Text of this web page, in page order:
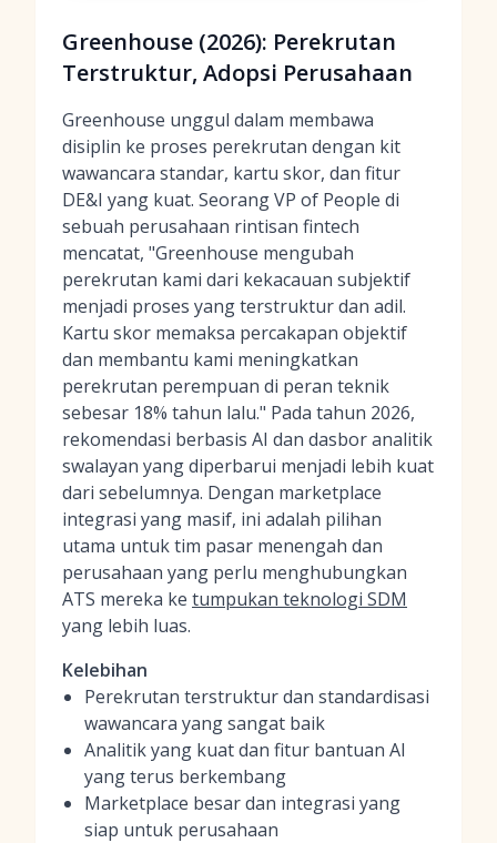
Greenhouse (2026): Perekrutan
Terstruktur, Adopsi Perusahaan
Greenhouse unggul dalam membawa
disiplin ke proses perekrutan dengan kit
wawancara standar, kartu skor, dan fitur
DE&I yang kuat. Seorang VP of People di
sebuah perusahaan rintisan fintech
mencatat, "Greenhouse mengubah
perekrutan kami dari kekacauan subjektif
menjadi proses yang terstruktur dan adil.
Kartu skor memaksa percakapan objektif
dan membantu kami meningkatkan
perekrutan perempuan di peran teknik
sebesar 18% tahun lalu." Pada tahun 2026,
rekomendasi berbasis AI dan dasbor analitik
swalayan yang diperbarui menjadi lebih kuat
dari sebelumnya. Dengan marketplace
integrasi yang masif, ini adalah pilihan
utama untuk tim pasar menengah dan
perusahaan yang perlu menghubungkan
ATS mereka ke tumpukan teknologi SDM
yang lebih luas.
Kelebihan
Perekrutan terstruktur dan standardisasi
wawancara yang sangat baik
Analitik yang kuat dan fitur bantuan AI
yang terus berkembang
Marketplace besar dan integrasi yang
siap untuk perusahaan